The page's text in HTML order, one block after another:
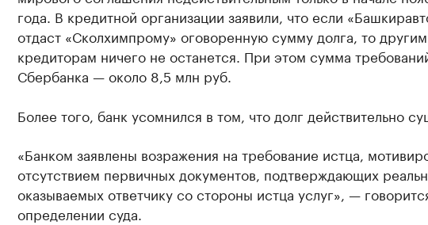
года. В кредитной организации заявили, что если
отдаст «Сколхимпрому» оговоренную сумму долга, то другим
кредиторам ничего не останется. При этом сумма
Сбербанка — около 8,5 млн руб.
Более того, банк усомнился в том, что долг действительно
«Банком заявлены возражения на требование истца,
отсутствием первичных документов, подтверждающих
оказываемых ответчику со стороны истца услуг», —
определении суда.